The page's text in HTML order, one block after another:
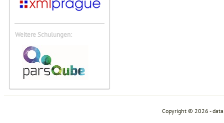
Weitere Schulungen:
Copyright © 2026 -